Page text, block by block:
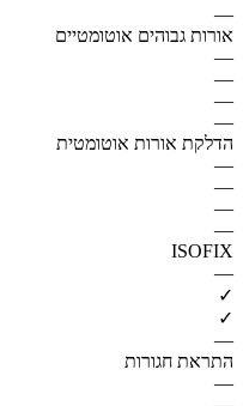
—
אורות גבוהים אוטומטיים
—
—
—
—
הדלקת אורות אוטומטית
—
—
—
—
ISOFIX
—
✓
✓
—
התראת חגורות
—